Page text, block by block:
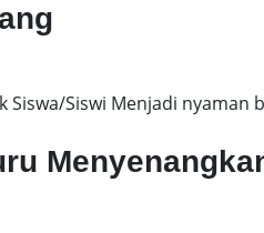
Siswi Menjadi